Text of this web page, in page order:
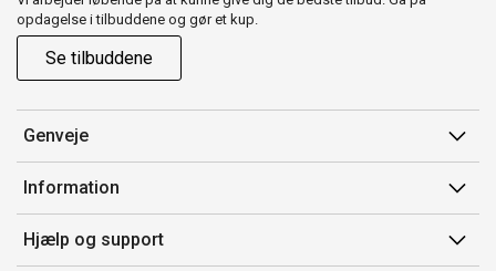
opdagelse i tilbuddene og gør et kup.
Se tilbuddene
Genveje
Min side
Ordrehistorik
Gavekort
Information
Salgsbetingelser
Mærker/producent
Hjælp og support